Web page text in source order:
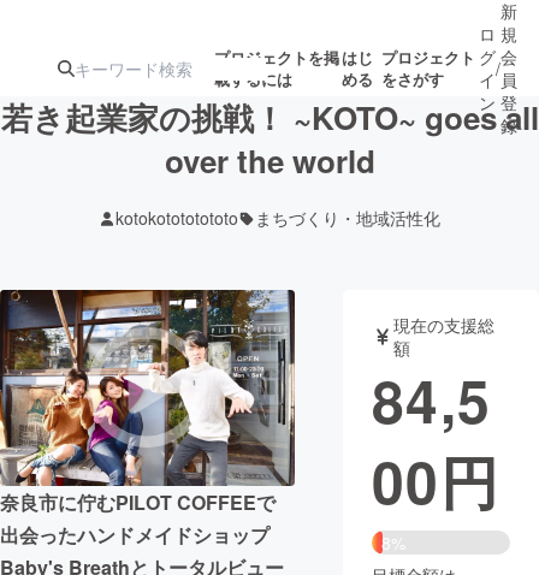
プロジェクトを掲
載するには
はじ
める
プロジェクト
をさがす
ターン
ジェクト
募集終了が近いプ
ロジェクト
されます
アート・写真 音楽
テクノロジー・ガジェット ゲーム・
映像・映画 書籍・雑誌
チャレンジ
ロ
グ
イ
ン
/
新
規
会
員
登
録
若き起業家の挑戦！ ~KOTO~ goes all
over the world
kotokotototototo まちづくり・地域活性化
奈良市に佇むPILOT COFFEEで
出会ったハンドメイドショップ
Baby's Breathとトータルビュー
現在の支援総
額
84,5
00円
8%